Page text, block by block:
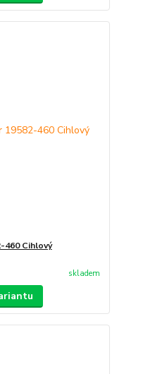
460 Cihlový
skladem